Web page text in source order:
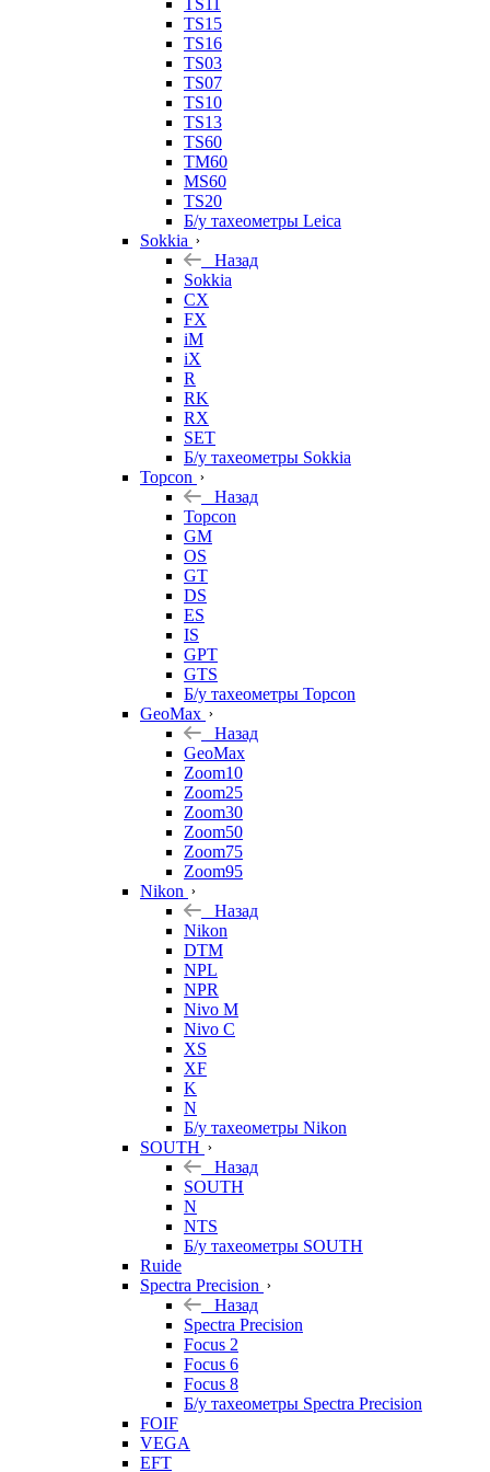
TS11
TS15
TS16
TS03
TS07
TS10
TS13
TS60
TM60
MS60
TS20
Б/у тахеометры Leica
Sokkia
Назад
Sokkia
CX
FX
iM
iX
R
RK
RX
SET
Б/у тахеометры Sokkia
Topcon
Назад
Topcon
GM
OS
GT
DS
ES
IS
GPT
GTS
Б/у тахеометры Topcon
GeoMax
Назад
GeoMax
Zoom10
Zoom25
Zoom30
Zoom50
Zoom75
Zoom95
Nikon
Назад
Nikon
DTM
NPL
NPR
Nivo M
Nivo C
XS
XF
K
N
Б/у тахеометры Nikon
SOUTH
Назад
SOUTH
N
NTS
Б/у тахеометры SOUTH
Ruide
Spectra Precision
Назад
Spectra Precision
Focus 2
Focus 6
Focus 8
Б/у тахеометры Spectra Precision
FOIF
VEGA
EFT